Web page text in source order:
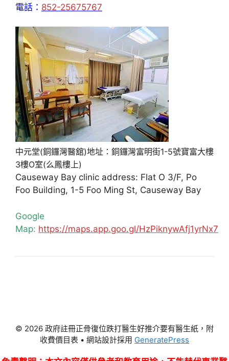
電話： 852-25675767
中元堂(銅鑼灣醫舘)地址：銅鑼灣富明街1-5號寶富大樓
3樓O室(么鳳樓上)
Causeway Bay clinic address: Flat O 3/F, Po
Foo Building, 1-5 Foo Ming St, Causeway Bay
Google
Map: https://maps.app.goo.gl/HzPiknywAfj1yrNx7
© 2026 政府註冊正骨復位跌打醫生好推介要有醫生紙，附
收費價目表 • 網站設計採用 GeneratePress